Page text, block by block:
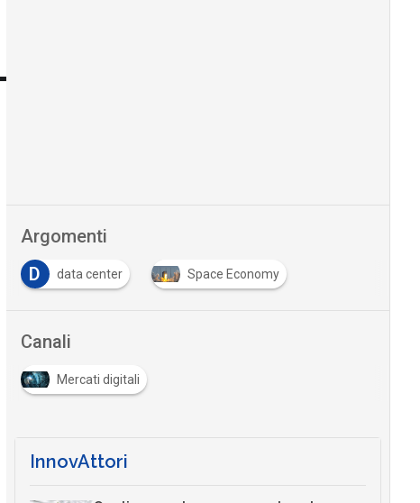
Argomenti
D
data center Space Economy
Canali
Mercati digitali
InnovAttori